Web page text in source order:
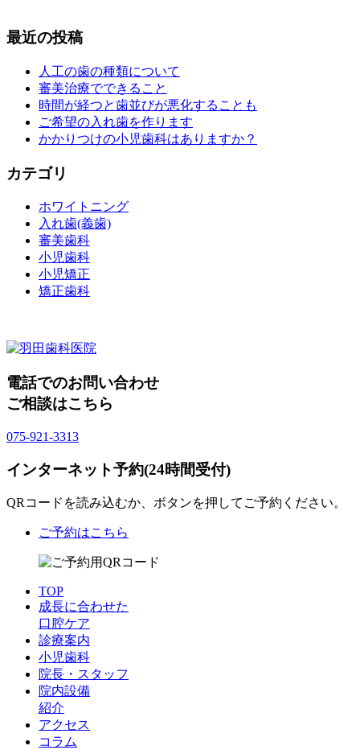
最近の投稿
人工の歯の種類について
審美治療でできること
時間が経つと歯並びが悪化することも
ご希望の入れ歯を作ります
かかりつけの小児歯科はありますか？
カテゴリ
ホワイトニング
入れ歯(義歯)
審美歯科
小児歯科
小児矯正
矯正歯科
電話でのお問い合わせ
ご相談はこちら
075-921-3313
インターネット予約(24時間受付)
QRコードを読み込むか、ボタンを押してご予約ください。
ご予約はこちら
TOP
成長に合わせた
口腔ケア
診療案内
小児歯科
院長・スタッフ
院内設備
紹介
アクセス
コラム